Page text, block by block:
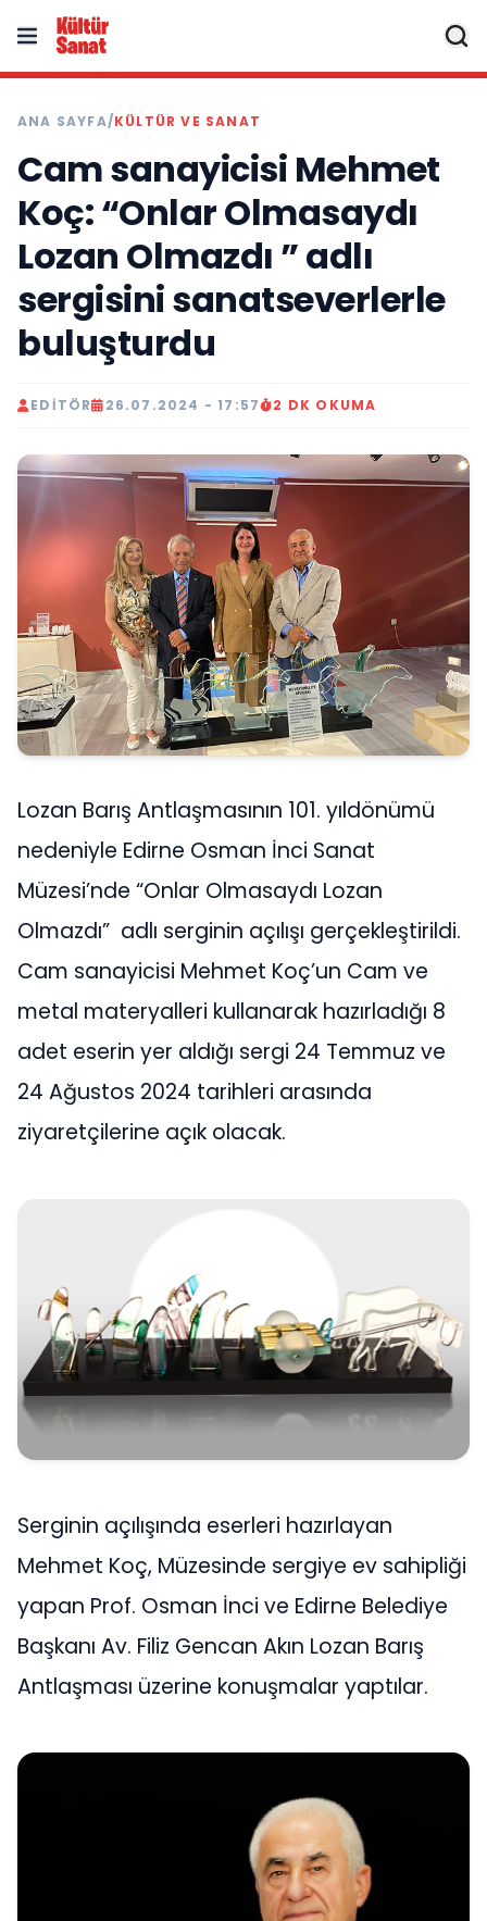
ANA SAYFA/KÜLTÜR VE SANAT
Cam sanayicisi Mehmet
Koç: “Onlar Olmasaydı
Lozan Olmazdı ” adlı
sergisini sanatseverlerle
buluşturdu
EDITÖR 26.07.2024 - 17:57 2 DK OKUMA
Lozan Barış Antlaşmasının 101. yıldönümü
nedeniyle Edirne Osman İnci Sanat
Müzesi’nde “Onlar Olmasaydı Lozan
Olmazdı” adlı serginin açılışı gerçekleştirildi.
Cam sanayicisi Mehmet Koç’un Cam ve
metal materyalleri kullanarak hazırladığı 8
adet eserin yer aldığı sergi 24 Temmuz ve
24 Ağustos 2024 tarihleri arasında
ziyaretçilerine açık olacak.
Serginin açılışında eserleri hazırlayan
Mehmet Koç, Müzesinde sergiye ev sahipliği
yapan Prof. Osman İnci ve Edirne Belediye
Başkanı Av. Filiz Gencan Akın Lozan Barış
Antlaşması üzerine konuşmalar yaptılar.